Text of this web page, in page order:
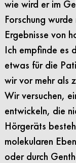
wie wird er im
Forschung
Ergebnisse von
Ich empfinde es
etwas für die
wir vor mehr als
Wir versuchen,
entwickeln, die
Hörgeräts
molekularen
oder durch